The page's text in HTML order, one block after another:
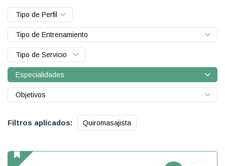
Tipo de Perfil
Tipo de Entrenamiento
Tipo de Servicio
Especialidades
Objetivos
Filtros aplicados: Quiromasajista